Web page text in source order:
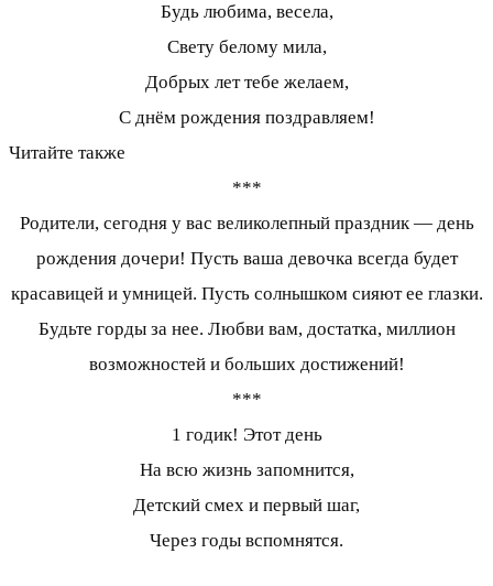
Будь любима, весела,
Свету белому мила,
Добрых лет тебе желаем,
С днём рождения поздравляем!
Читайте также
***
Родители, сегодня у вас великолепный праздник — день
рождения дочери! Пусть ваша девочка всегда будет
красавицей и умницей. Пусть солнышком сияют ее глазки.
Будьте горды за нее. Любви вам, достатка, миллион
возможностей и больших достижений!
***
1 годик! Этот день
На всю жизнь запомнится,
Детский смех и первый шаг,
Через годы вспомнятся.